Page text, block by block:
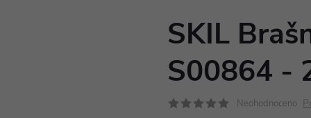
SKIL
S00864 -
Neohodnoceno